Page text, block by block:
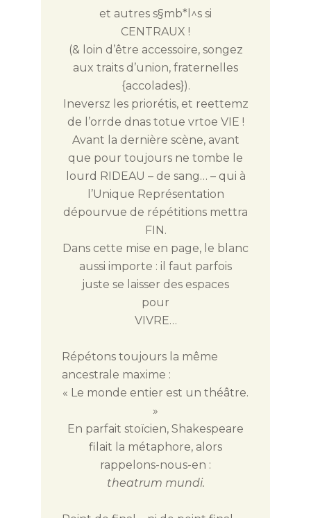
et autres s§mb*l^s si
CENTRAUX !
(& loin d’être accessoire, songez
aux traits d’union, fraternelles
{accolades}).
Ineversz les priorétis, et reettemz
de l’orrde dnas totue vrtoe VIE !
Avant la dernière scène, avant
que pour toujours ne tombe le
lourd RIDEAU – de sang… – qui à
l’Unique Représentation
dépourvue de répétitions mettra
FIN.
Dans cette mise en page, le blanc
aussi importe : il faut parfois
juste se laisser des espaces
pour
VIVRE…
Répétons toujours la même
ancestrale maxime :
« Le monde entier est un théâtre.
»
En parfait stoïcien, Shakespeare
filait la métaphore, alors
rappelons-nous-en :
theatrum mundi.